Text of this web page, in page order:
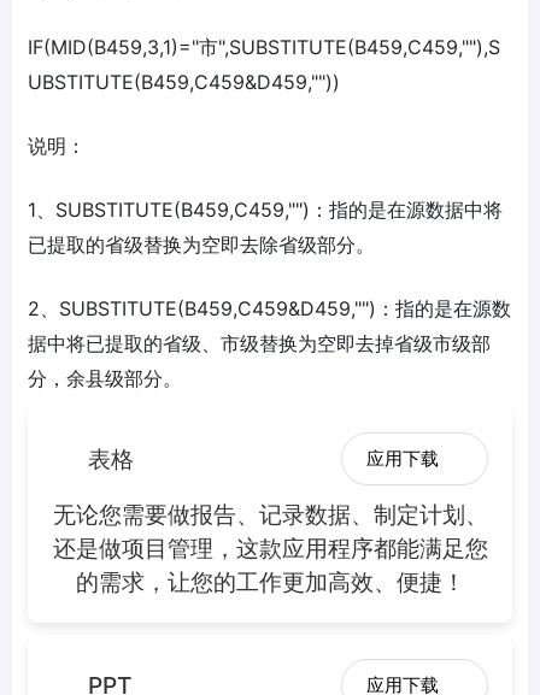
IF(MID(B459,3,1)="市",SUBSTITUTE(B459,C459,""),S
UBSTITUTE(B459,C459&D459,""))
说明：
1、SUBSTITUTE(B459,C459,"")：指的是在源数据中将
已提取的省级替换为空即去除省级部分。
2、SUBSTITUTE(B459,C459&D459,"")：指的是在源数
据中将已提取的省级、市级替换为空即去掉省级市级部
分，余县级部分。
表格 应用下载
无论您需要做报告、记录数据、制定计划、
还是做项目管理，这款应用程序都能满足您
的需求，让您的工作更加高效、便捷！
PPT 应用下载